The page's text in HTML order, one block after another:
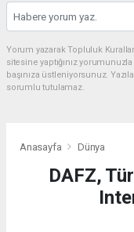
Yorum yazarak Topluluk
sitesine yaptığınız
başınıza üstleniyorsunuz.
sorumlu tutulamaz.
Anasayfa Dünya
DAFZ,